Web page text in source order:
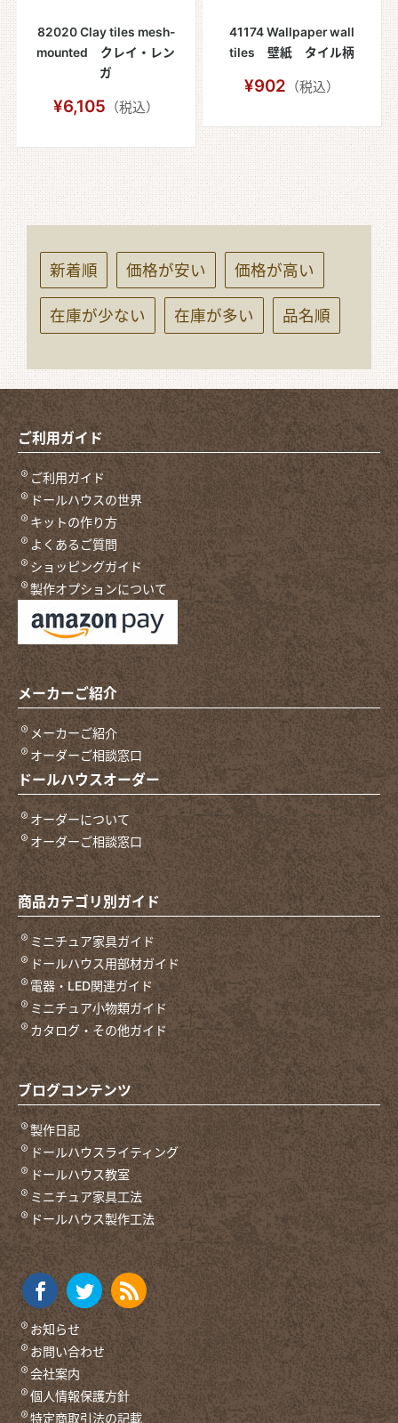
82020 Clay tiles mesh-
mounted クレイ・レン
ガ
¥6,105 （税込）
41174 Wallpaper wall
tiles 壁紙 タイル柄
¥902 （税込）
新着順 価格が安い 価格が高い
在庫が少ない 在庫が多い 品名順
ご利用ガイド
ご利用ガイド
ドールハウスの世界
キットの作り方
よくあるご質問
ショッピングガイド
製作オプションについて
メーカーご紹介
メーカーご紹介
オーダーご相談窓口
ドールハウスオーダー
オーダーについて
オーダーご相談窓口
商品カテゴリ別ガイド
ミニチュア家具ガイド
ドールハウス用部材ガイド
電器・LED関連ガイド
ミニチュア小物類ガイド
カタログ・その他ガイド
ブログコンテンツ
製作日記
ドールハウスライティング
ドールハウス教室
ミニチュア家具工法
ドールハウス製作工法
お知らせ
お問い合わせ
会社案内
個人情報保護方針
特定商取引法の記載